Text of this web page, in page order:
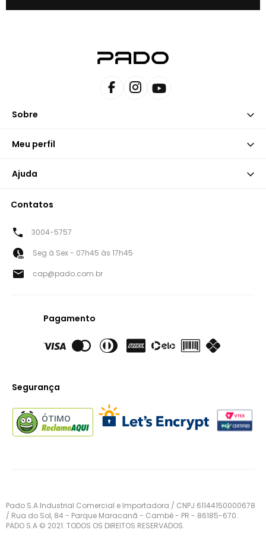
Sobre
Meu perfil
Ajuda
Contatos
3004-5757
Seg à Sex - 07h45 às 17h45
cap@pado.com.br
Pagamento
Segurança
ÓTIMO
Pado S.A Industrial Comercial e Importadora / CNPJ 61144150000678
/ Rua do Sol, 84 - Parque Maracanã - Cambé - PR - 86185-670.
PADO S.A © 2021. TODOS OS DIREITOS RESERVADOS.